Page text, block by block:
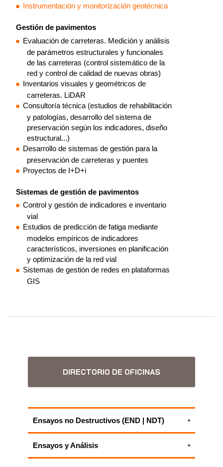
Instrumentación y monitorización geotécnica
Gestión de pavimentos
Evaluación de carreteras. Medición y análisis
de parámetros estructurales y funcionales
de las carreteras (control sistemático de la
red y control de calidad de nuevas obras)
Inventarios visuales y geométricos de
carreteras. LiDAR
Consultoría técnica (estudios de rehabilitación
y patologías, desarrollo del sistema de
preservación según los indicadores, diseño
estructural...)
Desarrollo de sistemas de gestión para la
preservación de carreteras y puentes
Proyectos de I+D+i
Sistemas de gestión de pavimentos
Control y gestión de indicadores e inventario
vial
Estudios de predicción de fatiga mediante
modelos empíricos de indicadores
característicos, inversiones en planificación
y optimización de la red vial
Sistemas de gestión de redes en plataformas
GIS
DIRECTORIO DE OFICINAS
Ensayos no Destructivos (END | NDT)
Ensayos y caracterización de materiales
TODOS NUESTROS SERVICIOS DE
Ensayos y Análisis
Gestión de pavimentos